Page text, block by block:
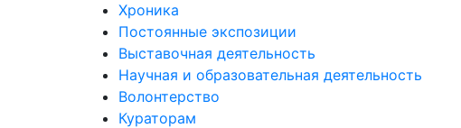
Хроника
Постоянные экспозиции
Выставочная деятельность
Научная и образовательная деятельность
Волонтерство
Кураторам